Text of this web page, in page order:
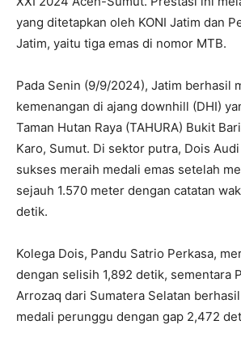
yang ditetapkan oleh KONI Jatim dan
Jatim, yaitu tiga emas di nomor MTB.
Pada Senin (9/9/2024), Jatim berhasil
kemenangan di ajang downhill (DHI)
Taman Hutan Raya (TAHURA) Bukit
Karo, Sumut. Di sektor putra, Dois
sukses meraih medali emas setelah
sejauh 1.570 meter dengan catatan
detik.
Kolega Dois, Pandu Satrio Perkasa,
dengan selisih 1,892 detik, sementara
Arrozaq dari Sumatera Selatan
medali perunggu dengan gap 2,472